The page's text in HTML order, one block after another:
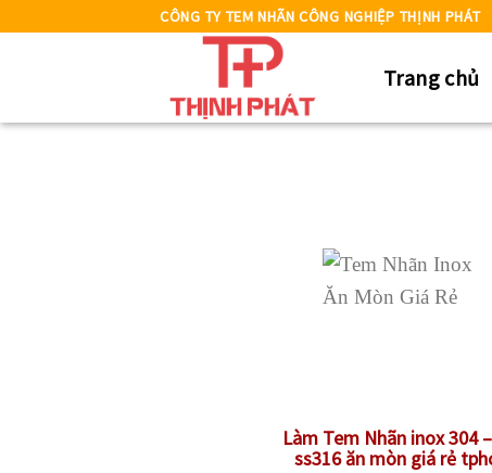
CÔNG TY TEM NHÃN CÔNG NGHIỆP THỊNH PHÁT
Trang chủ
Làm Tem Nhãn inox 304
ss316 ăn mòn giá rẻ